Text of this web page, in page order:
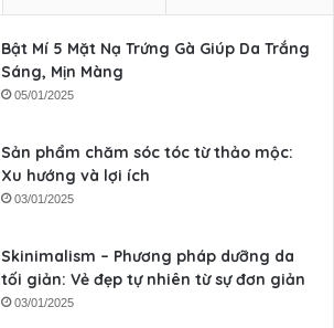
Bật Mí 5 Mặt Nạ Trứng Gà Giúp Da Trắng
Sáng, Mịn Màng
05/01/2025
Sản phẩm chăm sóc tóc từ thảo mộc:
Xu hướng và lợi ích
03/01/2025
Skinimalism – Phương pháp dưỡng da
tối giản: Vẻ đẹp tự nhiên từ sự đơn giản
03/01/2025